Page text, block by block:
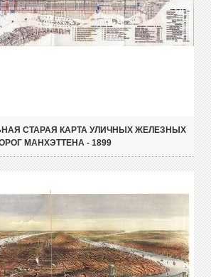
СТАРАЯ КАРТА УЛИЧНЫХ ЖЕЛЕЗНЫХ
МАНХЭТТЕНА - 1899